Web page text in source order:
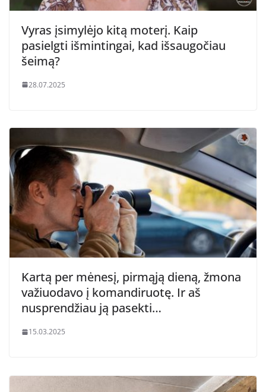
Vyras įsimylėjo kitą moterį. Kaip
pasielgti išmintingai, kad išsaugočiau
šeimą?
28.07.2025
Kartą per mėnesį, pirmąją dieną, žmona
važiuodavo į komandiruotę. Ir aš
nusprendžiau ją pasekti…
15.03.2025